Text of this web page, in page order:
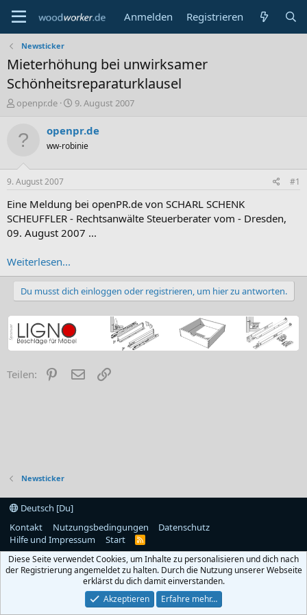
Anmelden Registrieren
Newsticker
Mieterhöhung bei unwirksamer
Schönheitsreparaturklausel
E
t
e
r
openpr.de
E
s
t
e
a
m
9. August 2007
openpr.de
ww-robinie
9. August 2007 #1
Eine Meldung bei openPR.de von SCHARL SCHENK
SCHEUFFLER - Rechtsanwälte Steuerberater vom - Dresden,
09. August 2007 ...
Weiterlesen...
Du musst dich einloggen oder registrieren, um hier zu antworten.
Teilen: PinterestE-Mail
Newsticker
Deutsch [Du]
Kontakt
Nutzungsbedingungen
Datenschutz
Hilfe und Impressum
Start
R
S
Diese Seite verwendet Cookies, um Inhalte zu personalisieren und dich nach
der Registrierung angemeldet zu halten. Durch die Nutzung unserer Webseite
erklärst du dich damit einverstanden.
Akzeptieren
Erfahre mehr…